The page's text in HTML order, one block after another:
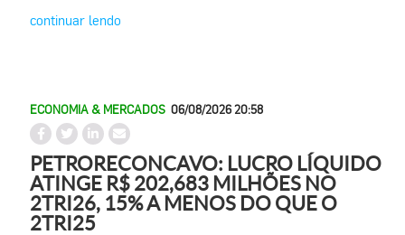
continuar lendo
ECONOMIA & MERCADOS 06/08/2026 20:58
PETRORECONCAVO: LUCRO LÍQUIDO
ATINGE R$ 202,683 MILHÕES NO
2TRI26, 15% A MENOS DO QUE O
2TRI25